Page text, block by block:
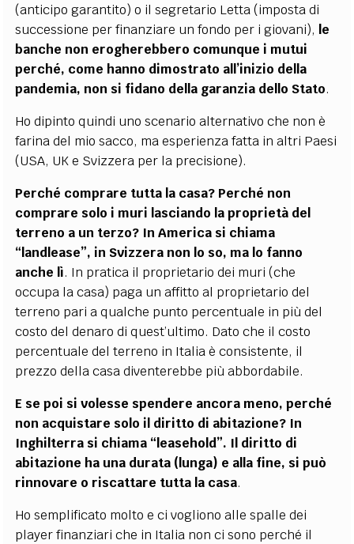
(anticipo garantito) o il segretario Letta (imposta di
successione per finanziare un fondo per i giovani), le
banche non erogherebbero comunque i mutui
perché, come hanno dimostrato all’inizio della
pandemia, non si fidano della garanzia dello Stato.
Ho dipinto quindi uno scenario alternativo che non è
farina del mio sacco, ma esperienza fatta in altri Paesi
(USA, UK e Svizzera per la precisione).
Perché comprare tutta la casa? Perché non
comprare solo i muri lasciando la proprietà del
terreno a un terzo? In America si chiama
“landlease”, in Svizzera non lo so, ma lo fanno
anche lì. In pratica il proprietario dei muri (che
occupa la casa) paga un affitto al proprietario del
terreno pari a qualche punto percentuale in più del
costo del denaro di quest’ultimo. Dato che il costo
percentuale del terreno in Italia è consistente, il
prezzo della casa diventerebbe più abbordabile.
E se poi si volesse spendere ancora meno, perché
non acquistare solo il diritto di abitazione? In
Inghilterra si chiama “leasehold”. Il diritto di
abitazione ha una durata (lunga) e alla fine, si può
rinnovare o riscattare tutta la casa.
Ho semplificato molto e ci vogliono alle spalle dei
player finanziari che in Italia non ci sono perché il